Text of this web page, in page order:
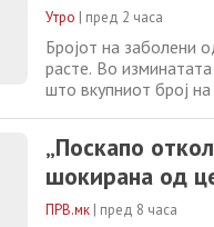
Утро | пред 2 часа
Бројот на заболени
расте. Во
што вкупниот број
најновите податоци
(ЕОДИ), кај
„Поскапо
шокирана од
ПРВ.мк | пред 8 часа